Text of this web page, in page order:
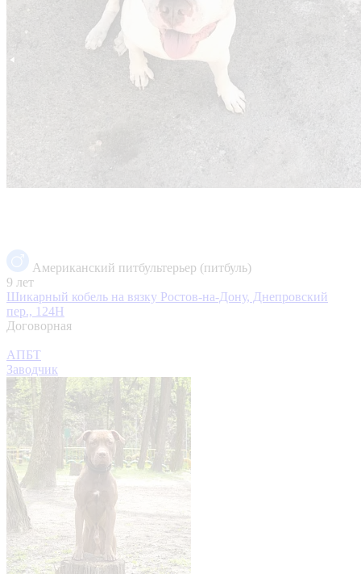
Американский питбультерьер (питбуль)
9 лет
Шикарный кобель на вязку Ростов-на-Дону, Днепровский
пер., 124Н
Договорная
АПБТ
Заводчик